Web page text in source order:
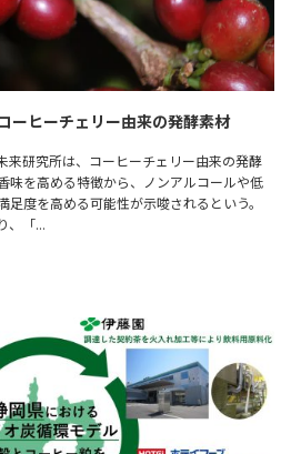
ーヒーチェリー由来の発酵素材
来研究所は、コーヒーチェリー由来の発酵
味を高める特徴から、ノンアルコールや低
度を高める可能性が示唆されるという。
、「…